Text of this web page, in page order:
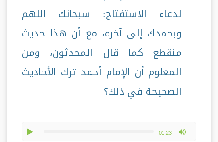
لدعاء الاستفتاح: سبحانك اللهم
وبحمدك إلى آخره، مع أن هذا حديث
منقطع كما قال المحدثون، ومن
المعلوم أن الإمام أحمد ترك الأحاديث
الصحيحة في ذلك؟
-01:23
max volume